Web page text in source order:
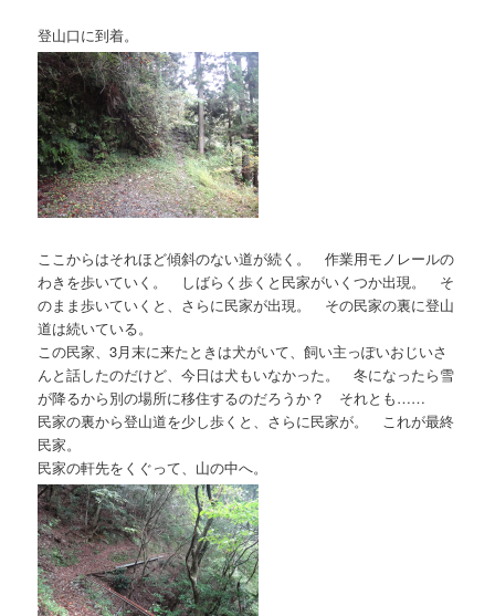
登山口に到着。
ここからはそれほど傾斜のない道が続く。 作業用モノレールの
わきを歩いていく。 しばらく歩くと民家がいくつか出現。 そ
のまま歩いていくと、さらに民家が出現。 その民家の裏に登山
道は続いている。
この民家、3月末に来たときは犬がいて、飼い主っぽいおじいさ
んと話したのだけど、今日は犬もいなかった。 冬になったら雪
が降るから別の場所に移住するのだろうか？ それとも……
民家の裏から登山道を少し歩くと、さらに民家が。 これが最終
民家。
民家の軒先をくぐって、山の中へ。